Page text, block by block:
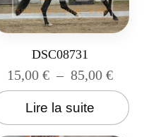
DSC08731
15,00€ – 85,00€
Lire la suite